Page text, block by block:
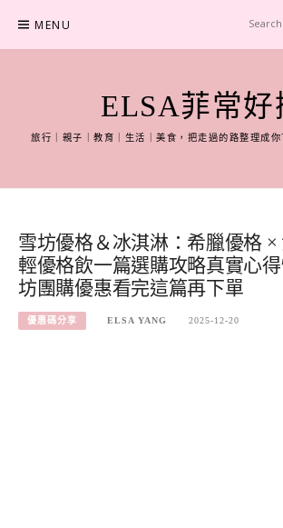
content
MENU
ELSA菲常好
旅行｜親子｜教育｜生活｜美食，把走過的路整理成你
雪坊優格＆冰淇淋：希臘優格 ×
輕優格飲一篇選購攻略真實心
坊團購優惠看完這篇再下單
優惠碼分享 ELSA YANG 2025-12-20